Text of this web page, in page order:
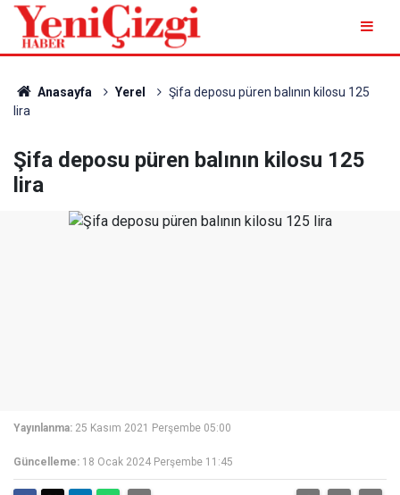
Anasayfa Yerel
Şifa deposu püren balının kilosu 125
lira
Şifa deposu püren balının kilosu 125
lira
Yayınlanma: 25 Kasım 2021 Perşembe 05:00
Güncelleme: 18 Ocak 2024 Perşembe 11:45